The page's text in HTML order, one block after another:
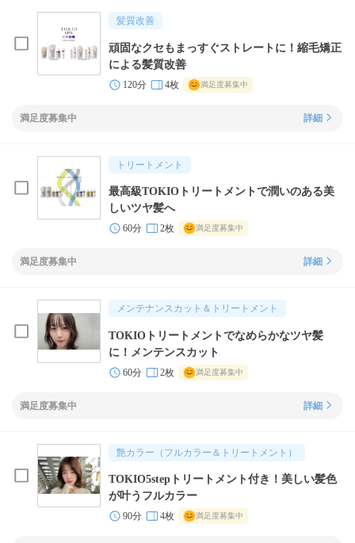
髪質改善
頑固なクセもまっすぐストレートに！縮毛矯正
による髪質改善
120分 4枚 満足度募集中
満足度募集中 詳細
トリートメント
最高級TOKIOトリートメントで潤いのある美
しいツヤ髪へ
60分 2枚 満足度募集中
満足度募集中 詳細
メンテナンスカット＆トリートメント
TOKIOトリートメントでなめらかなツヤ髪
に！メンテンスカット
60分 2枚 満足度募集中
満足度募集中 詳細
艶カラー（フルカラー＆トリートメント）
TOKIO5stepトリートメント付き！美しい髪色
が叶うフルカラー
90分 4枚 満足度募集中